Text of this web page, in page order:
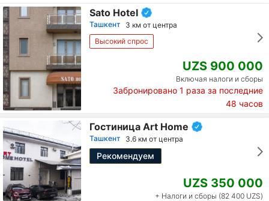
Sato Hotel
Ташкент
3 км от центра
Высокий спрос
UZS 900 000
Включая налоги и сборы
Забронировано 1 раза за последние
48 часов
Гостиница Art Home
Ташкент 3.6 км от центра
Рекомендуем
UZS 350 000
+ Налоги и сборы (82 400 UZS)